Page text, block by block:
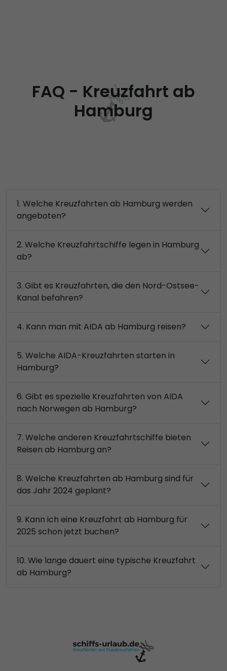
FAQ - Kreuzfahrt ab
Hamburg
1. Welche Kreuzfahrten ab Hamburg werden
angeboten?
2. Welche Kreuzfahrtschiffe legen in Hamburg
ab?
3. Gibt es Kreuzfahrten, die den Nord-Ostsee-
Kanal befahren?
4. Kann man mit AIDA ab Hamburg reisen?
5. Welche AIDA-Kreuzfahrten starten in
Hamburg?
6. Gibt es spezielle Kreuzfahrten von AIDA
nach Norwegen ab Hamburg?
7. Welche anderen Kreuzfahrtschiffe bieten
Reisen ab Hamburg an?
8. Welche Kreuzfahrten ab Hamburg sind für
das Jahr 2024 geplant?
9. Kann ich eine Kreuzfahrt ab Hamburg für
2025 schon jetzt buchen?
10. Wie lange dauert eine typische Kreuzfahrt
ab Hamburg?